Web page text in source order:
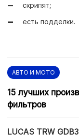
скрипят;
есть подделки.
АВТО И МОТО
15 лучших
фильтров
LUCAS TRW